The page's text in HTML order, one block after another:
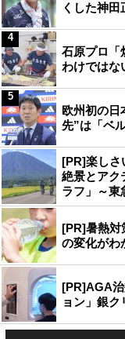
くした神
石原プロ「
わけではな
4
欧州初の日
先”は「ベ
5
[PR]楽しさ
絶景とアク
ラフ」～東
[PR]暑熱対
の変化がわ
[PR]AGA
ョン」銀